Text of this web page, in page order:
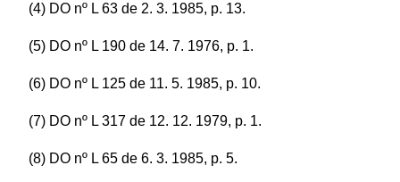
(4) DO nº L 63 de 2. 3. 1985, p. 13.
(5) DO nº L 190 de 14. 7. 1976, p. 1.
(6) DO nº L 125 de 11. 5. 1985, p. 10.
(7) DO nº L 317 de 12. 12. 1979, p. 1.
(8) DO nº L 65 de 6. 3. 1985, p. 5.